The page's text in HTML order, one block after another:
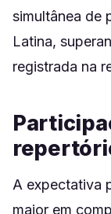
simultânea de
Latina,
registrada na
A expectativa
maior em